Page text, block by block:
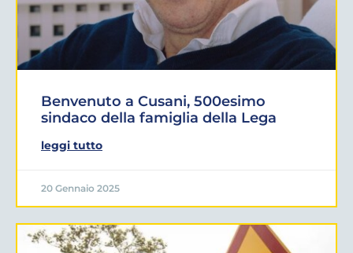
Benvenuto a Cusani, 500esimo
sindaco della famiglia della Lega
leggi tutto
20 Gennaio 2025